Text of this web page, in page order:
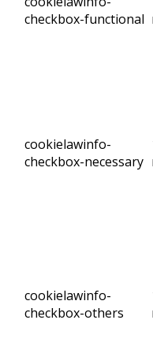
checkbox-functional
cookielawinfo-
checkbox-necessary
cookielawinfo-
checkbox-others